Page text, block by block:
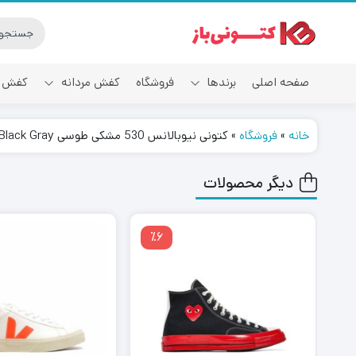
صفحه اصلی برندها
آدیداس
فروشگاه کفش مردانه کفش
خانه »فروشگاه»کتونی نیوبالانس 530 مشکی طوسی New Balance 530 Black Gray
دیگر محصولات
٪6